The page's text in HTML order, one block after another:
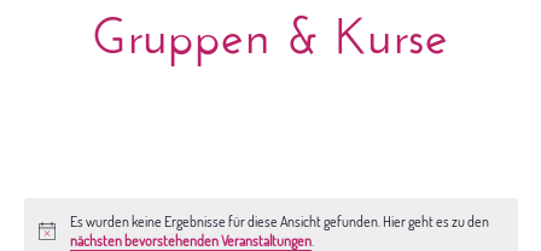
Gruppen & Kurse
Hinweis
Es wurden keine Ergebnisse für diese Ansicht gefunden. Hier geht es zu den
nächsten bevorstehenden Veranstaltungen.